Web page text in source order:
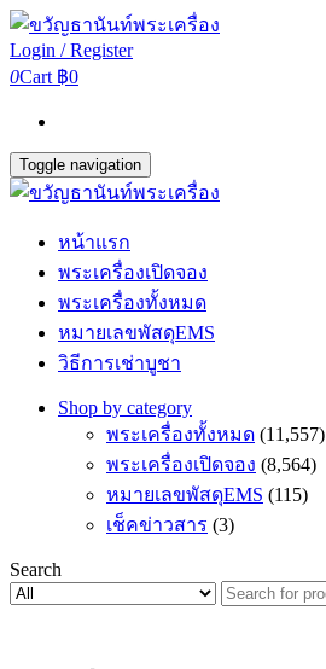
Login / Register
0Cart ฿0
Toggle navigation
หน้าแรก
พระเครื่องเปิดจอง
พระเครื่องทั้งหมด
หมายเลขพัสดุEMS
วิธีการเช่าบูชา
Shop by category
พระเครื่องทั้งหมด (11,557)
พระเครื่องเปิดจอง (8,564)
หมายเลขพัสดุEMS (115)
เช็คข่าวสาร (3)
Search